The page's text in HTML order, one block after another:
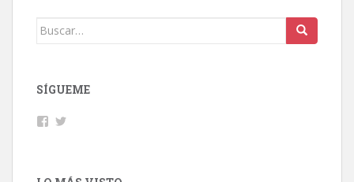
Buscar:
SÍGUEME
Facebook